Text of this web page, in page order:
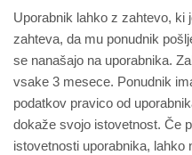
Uporabnik lahko z zahtevo, ki
zahteva, da mu ponudnik
se nanašajo na uporabnika.
vsake 3 mesece. Ponudnik
podatkov pravico od
dokaže svojo istovetnost. Če
istovetnosti uporabnika, lahko